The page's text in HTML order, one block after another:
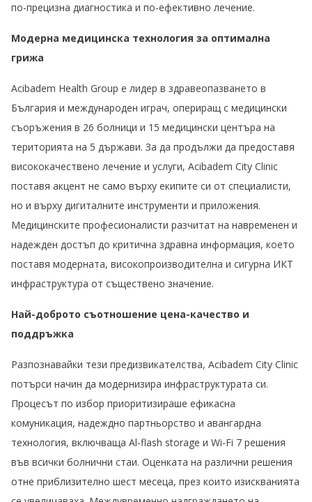
по-прецизна диагностика и по-ефективно лечение.
Модерна медицинска технология за оптимална
грижа
Acibadem Health Group е лидер в здравеопазването в
България и международен играч, опериращ с медицински
съоръжения в 26 болници и 15 медицински центъра на
територията на 5 държави. За да продължи да предоставя
висококачествено лечение и услуги, Acibadem City Clinic
поставя акцент не само върху екипите си от специалисти,
но и върху дигиталните инструменти и приложения.
Медицинските професионалисти разчитат на навременен и
надежден достъп до критична здравна информация, което
поставя модерната, високопроизводителна и сигурна ИКТ
инфраструктура от съществено значение.
Най-доброто съотношение цена-качество и
поддръжка
Разпознавайки тези предизвикателства, Acibadem City Clinic
потърси начин да модернизира инфраструктурата си.
Процесът по избор приоритизираше ефикасна
комуникация, надеждно партньорство и авангардна
технология, включваща Аl-flash storage и Wi-Fi 7 решения
във всички болнични стаи. Оценката на различни решения
отне приблизително шест месеца, през които изискванията